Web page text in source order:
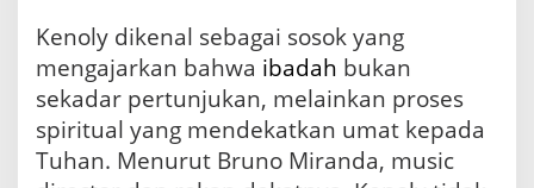
i
P
u
j
a
Kenoly dikenal sebagai sosok yang
mengajarkan bahwa ibadah bukan
sekadar pertunjukan, melainkan proses
spiritual yang mendekatkan umat kepada
Tuhan. Menurut Bruno Miranda, music